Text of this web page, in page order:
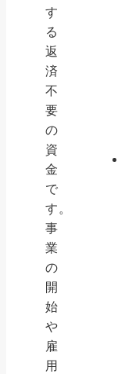
す
る
返
済
不
要
の
資
金
で
す。
事
業
の
開
始
や
雇
用